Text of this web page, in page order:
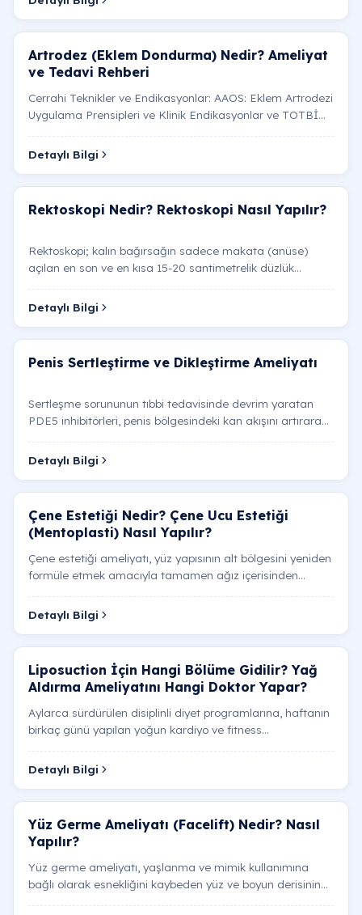
Artrodez (Eklem Dondurma) Nedir? Ameliyat
ve Tedavi Rehberi
Cerrahi Teknikler ve Endikasyonlar: AAOS: Eklem Artrodezi
Uygulama Prensipleri ve Klinik Endikasyonlar ve TOTBİD
Detaylı Bilgi
Rektoskopi Nedir? Rektoskopi Nasıl Yapılır?
Rektoskopi; kalın bağırsağın sadece makata (anüse)
açılan en son ve en kısa 15-20 santimetrelik düzlük
s…
Detaylı Bilgi
Penis Sertleştirme ve Dikleştirme Ameliyatı
Sertleşme sorununun tıbbi tedavisinde devrim yaratan
PDE5 inhibitörleri, penis bölgesindeki kan akışını artırarak
Detaylı Bilgi
Çene Estetiği Nedir? Çene Ucu Estetiği
(Mentoplasti) Nasıl Yapılır?
Çene estetiği ameliyatı, yüz yapısının alt bölgesini yeniden
formüle etmek amacıyla tamamen ağız içerisinden
Detaylı Bilgi
Liposuction İçin Hangi Bölüme Gidilir? Yağ
Aldırma Ameliyatını Hangi Doktor Yapar?
Aylarca sürdürülen disiplinli diyet programlarına, haftanın
birkaç günü yapılan yoğun kardiyo ve fitness
Detaylı Bilgi
Yüz Germe Ameliyatı (Facelift) Nedir? Nasıl
Yapılır?
Yüz germe ameliyatı, yaşlanma ve mimik kullanımına
bağlı olarak esnekliğini kaybeden yüz ve boyun derisinin